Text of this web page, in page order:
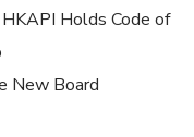
Holds Code of
New Board